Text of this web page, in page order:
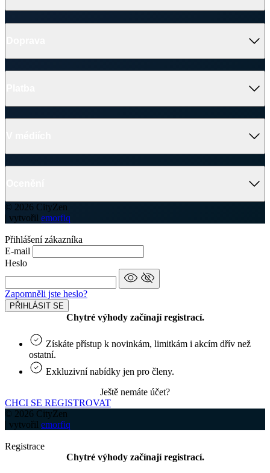
© 2026 CityZen
| vytvořil emorfiq
Přihlášení zákazníka
E-mail
Heslo
Zapomněli jste heslo?
PŘIHLÁSIT SE
Chytré výhody začínají registrací.
Získáte přístup k novinkám, limitkám i akcím dřív než
ostatní.
Exkluzivní nabídky jen pro členy.
Ještě nemáte účet?
CHCI SE REGISTROVAT
© 2026 CityZen
| vytvořil emorfiq
Registrace
Chytré výhody začínají registrací.